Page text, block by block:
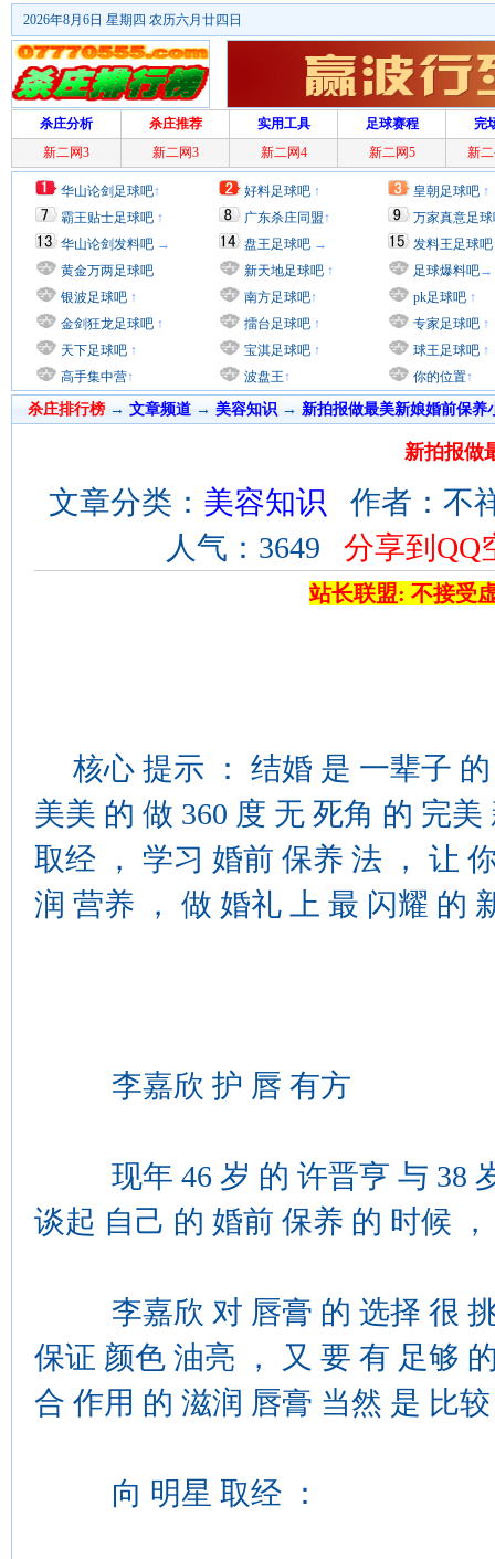
2026年8月6日 星期四 农历六月廿四日
杀庄分析 杀庄推荐 实用工具 足球赛程
完
新二网3
新二网3 新二网4 新二网5 新
华山论剑足球吧↑
霸王贴士足球吧 ↑
华山论剑发料吧 →
黄金万两足球吧
银波足球吧 ↑
金剑狂龙足球吧 ↑
天下足球吧 ↑
高手集中营↑
好料足球吧 ↑
广东杀庄同盟↑
盘王足球吧 →
新天地足球吧 ↑
南方足球吧↑
擂台足球吧 ↑
宝淇足球吧 ↑
波盘王↑
皇朝足球吧 ↑
万家真意足
发料王足球吧
足球爆料吧→
pk足球吧 ↑
专家足球吧 ↑
球王足球吧 ↑
你的位置↑
杀庄排行榜 → 文章频道→ 美容知识 → 新拍报做最美新娘婚前保养
新拍报做
文章分类： 美容知识 作者：不
人气：3649 分享到QQ
站长联盟: 不接受
核心 提示 ： 结婚 是 一辈子 的
美美 的 做 360 度 无 死角 的 完
取经 ， 学习 婚前 保养 法 ， 让
润 营养 ， 做 婚礼 上 最 闪耀 的
李嘉欣 护 唇 有方
现年 46 岁 的 许晋亨 与 38 岁
谈起 自己 的 婚前 保养 的 时候
李嘉欣 对 唇膏 的 选择 很 挑
保证 颜色 油亮 ， 又 要 有 足够
合 作用 的 滋润 唇膏 当然 是 比
向 明星 取经 ：